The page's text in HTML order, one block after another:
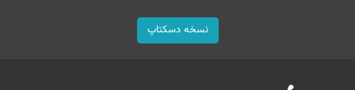
نسخه دسکتاپ